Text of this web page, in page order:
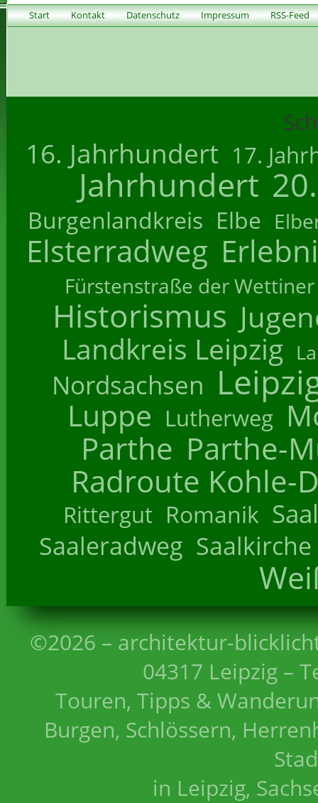
Start Kontakt Datenschutz Impressum RSS-Feed
16. Jahrhundert 17.
Jahrhundert
Burgenlandkreis Elbe
Elsterradweg
Fürstenstraße der Wettiner
Historismus
Landkreis Leipzig
Nordsachsen
Luppe Lutherweg
Parthe Parthe-
Radroute Kohle-
Rittergut Romanik
Saaleradweg Saalkirche
©2026 – architektur-
04317 Leipzig –
Touren, Tipps &
Burgen, Schlössern,
in Leipzig,